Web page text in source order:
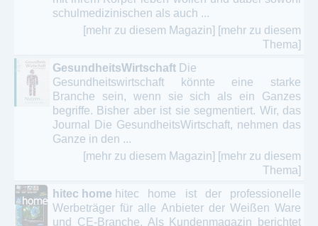
schulmedizinischen als auch ...
[mehr zu diesem Magazin] [mehr zu diesem
Thema]
GesundheitsWirtschaft Die
Gesundheitswirtschaft könnte eine starke
Branche sein, wenn sie sich als ein Ganzes
begriffe. Bisher aber ist sie segmentiert. Wir, das
Journal Die GesundheitsWirtschaft, nehmen das
Ganze in den ...
[mehr zu diesem Magazin] [mehr zu diesem
Thema]
hitec home hitec home ist der professionelle
Werbeträger für alle Anbieter der Weißen Ware
und CE-Branche. Als Kundenmagazin berichtet